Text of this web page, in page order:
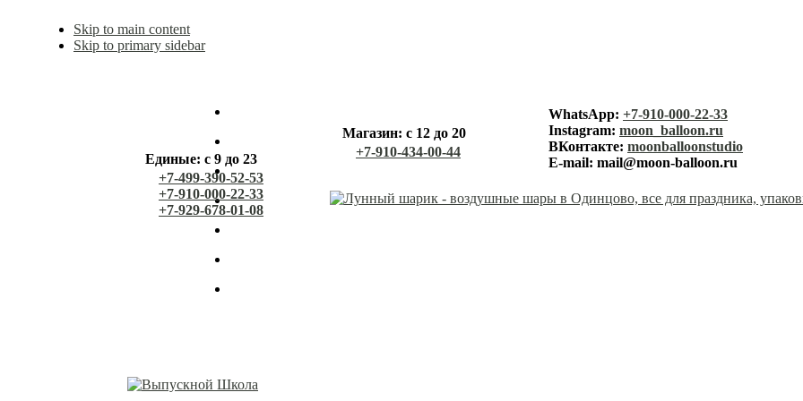
Skip to main content
Skip to primary sidebar
лунный
заказ
Единые: с 9 до 23
+7-499-390-52-53
+7-910-000-22-33
+7-929-678-01-08
Магазин: с 12 до 20
+7-910-434-00-44
WhatsApp: +7-910-000-22-33
Instagram: moon_balloon.ru
ВКонтакте: moonballoonstudio
E-mail: mail@moon-balloon.ru